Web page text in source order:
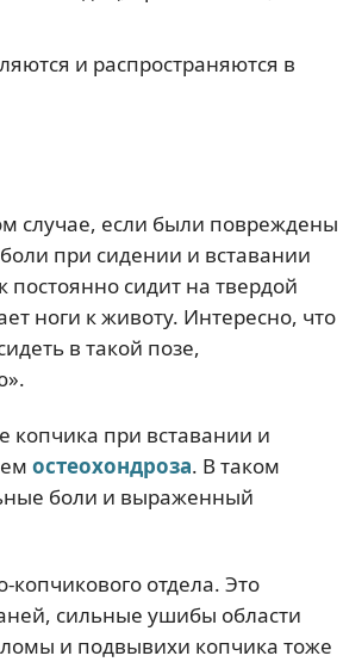
и распространяются в
случае, если были повреждены
при сидении и вставании
постоянно сидит на твердой
ноги к животу. Интересно, что
в такой позе,
копчика при вставании и
остеохондроза. В таком
боли и выраженный
отдела. Это
сильные ушибы области
и подвывихи копчика тоже